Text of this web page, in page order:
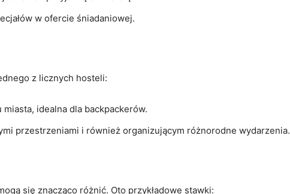
w ofercie śniadaniowej.
z⁣ licznych hosteli:
idealna dla backpackerów.
przestrzeniami i również ‌organizującym różnorodne wydarzenia.
się znacząco różnić. ⁤Oto ⁣przykładowe stawki: